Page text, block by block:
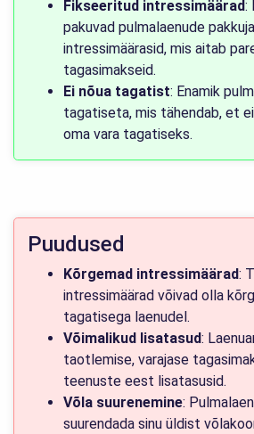
Fikseeritud intressimäärad:
pakuvad pulmalaenude
intressimäärasid, mis aitab
tagasimakseid.
Ei nõua tagatist: Enamik
tagatiseta, mis tähendab, et
oma vara tagatiseks.
Puudused
Kõrgemad intressimäärad:
intressimäärad võivad olla
tagatisega laenudel.
Võimalikud lisatasud:
taotlemise, varajase
teenuste eest lisatasusid.
Võla suurenemine:
suurendada sinu üldist